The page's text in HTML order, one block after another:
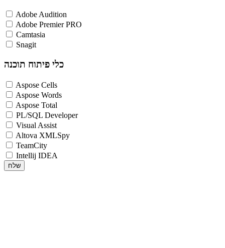
Adobe Audition
Adobe Premier PRO
Camtasia
Snagit
כלי פיתוח תוכנה
Aspose Cells
Aspose Words
Aspose Total
PL/SQL Developer
Visual Assist
Altova XMLSpy
TeamCity
Intellij IDEA